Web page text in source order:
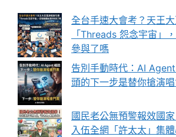
全台手速大會考？天王
「Threads 怨念宇宙」
參與了嗎
告別手動時代：AI
頭的下一步是替你搶演
國民老公無預警報效國
入伍全網「許太太」集